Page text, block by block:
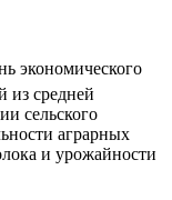
экономического
из средней
сельского
аграрных
и урожайности